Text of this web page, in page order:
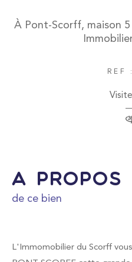
À Pont-Scorff, maison
REF
a propos
de ce bien
L'Immomobilier du Scorff
AFFINER
Coups de coeur